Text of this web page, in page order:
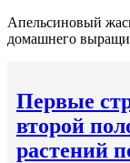
Апельсиновый
домашнего
Первые
второй
растений